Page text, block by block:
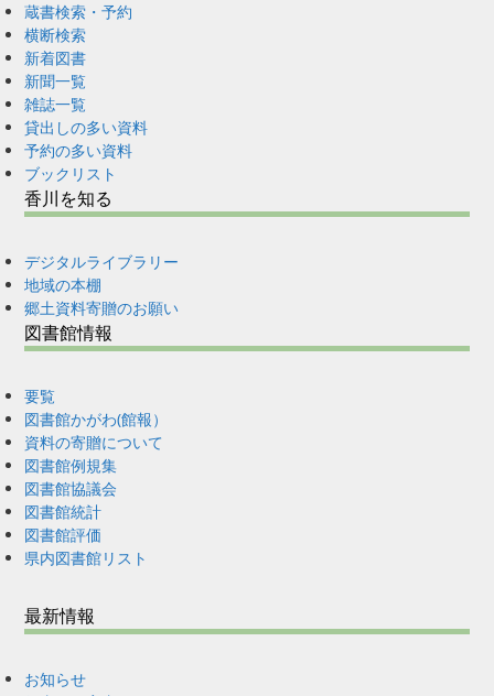
蔵書検索・予約
横断検索
新着図書
新聞一覧
雑誌一覧
貸出しの多い資料
予約の多い資料
ブックリスト
香川を知る
デジタルライブラリー
地域の本棚
郷土資料寄贈のお願い
図書館情報
要覧
図書館かがわ(館報）
資料の寄贈について
図書館例規集
図書館協議会
図書館統計
図書館評価
県内図書館リスト
最新情報
お知らせ